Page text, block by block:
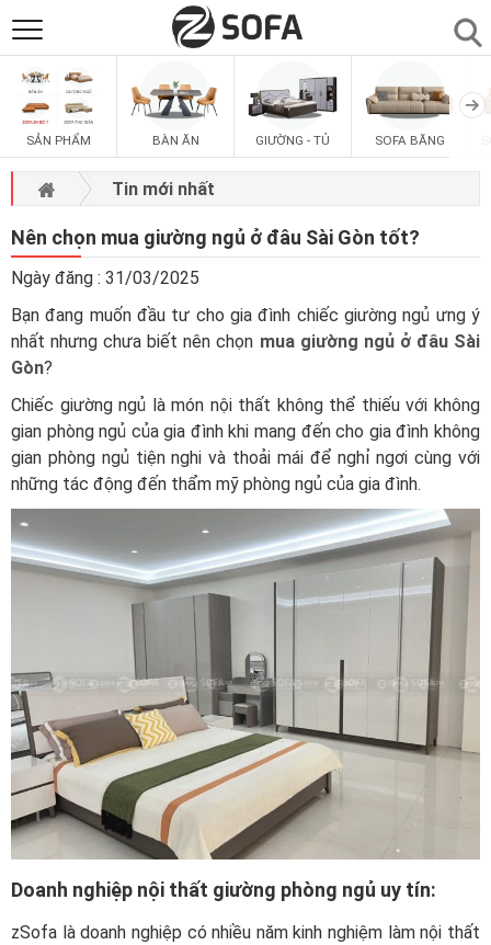
SẢN PHẨM
SOFAS
PHÒNG NGỦ
PHÒNG KHÁCH
LIÊN HỆ
SẢN PHẨM BÀN ĂN GIƯỜNG - TỦ SOFA BĂNG
Tin mới nhất
Nên chọn mua giường ngủ ở đâu Sài Gòn tốt?
Ngày đăng : 31/03/2025
Bạn đang muốn đầu tư cho gia đình chiếc giường ngủ ưng ý
nhất nhưng chưa biết nên chọn mua giường ngủ ở đâu Sài
Gòn?
Chiếc giường ngủ là món nội thất không thể thiếu với không
gian phòng ngủ của gia đình khi mang đến cho gia đình không
gian phòng ngủ tiện nghi và thoải mái để nghỉ ngơi cùng với
những tác động đến thẩm mỹ phòng ngủ của gia đình.
Doanh nghiệp nội thất giường phòng ngủ uy tín:
zSofa là doanh nghiệp có nhiều năm kinh nghiệm làm nội thất